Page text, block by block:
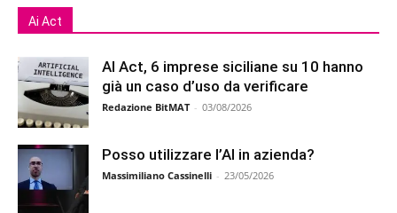
Ai Act
AI Act, 6 imprese siciliane su 10 hanno
già un caso d’uso da verificare
Redazione BitMAT - 03/08/2026
Posso utilizzare l’AI in azienda?
Massimiliano Cassinelli - 23/05/2026